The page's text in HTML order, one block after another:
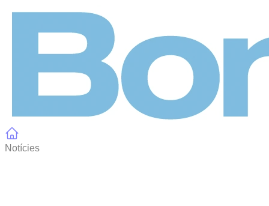
Notícies